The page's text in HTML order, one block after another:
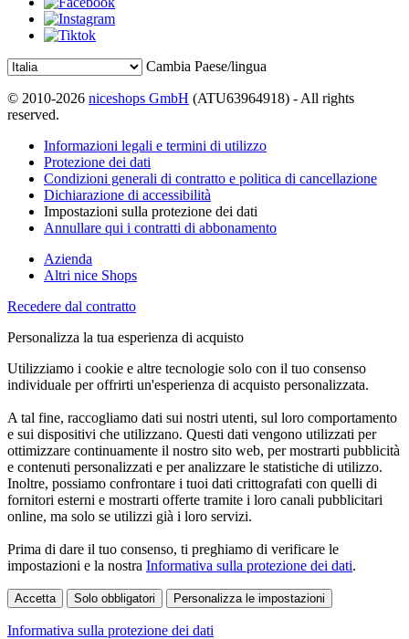
Cambia Paese/lingua
© 2010-2026 niceshops GmbH (ATU63964918) - All rights
reserved.
Informazioni legali e termini di utilizzo
Protezione dei dati
Condizioni generali di contratto e politica di cancellazione
Dichiarazione di accessibilità
Impostazioni sulla protezione dei dati
Annullare qui i contratti di abbonamento
Azienda
Altri nice Shops
Recedere dal contratto
Personalizza la tua esperienza di acquisto
Utilizziamo i cookie e altre tecnologie solo con il tuo consenso
individuale per offrirti un'esperienza di acquisto personalizzata.
A tal fine, raccogliamo dati sui nostri utenti, sul loro comportamento
e sui dispositivi che utilizzano. Questi dati vengono utilizzati per
ottimizzare continuamente il nostro sito web, per mostrarti pubblicità
e contenuti personalizzati e per analizzare le statistiche di utilizzo.
Inoltre, possiamo confrontare i tuoi dati crittografati con quelli di
fornitori esterni e mostrarti offerte tramite i loro canali pubblicitari
online, ma solo se utilizzi già i loro servizi.
Prima di dare il tuo consenso, ti preghiamo di verificare le
impostazioni e la nostra Informativa sulla protezione dei dati.
Accetta Solo obbligatori Personalizza le impostazioni
Informativa sulla protezione dei dati